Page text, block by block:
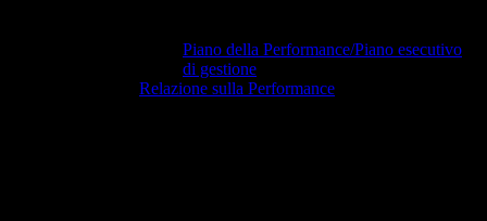
Piano della Performance/Piano esecutivo
di gestione
Relazione sulla Performance